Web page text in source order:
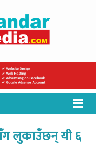
लुकाउँछन् यी ६